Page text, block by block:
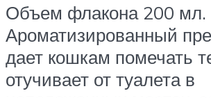
Объем флакона 200 мл.
Ароматизированный
дает кошкам помечать
отучивает от туалета в